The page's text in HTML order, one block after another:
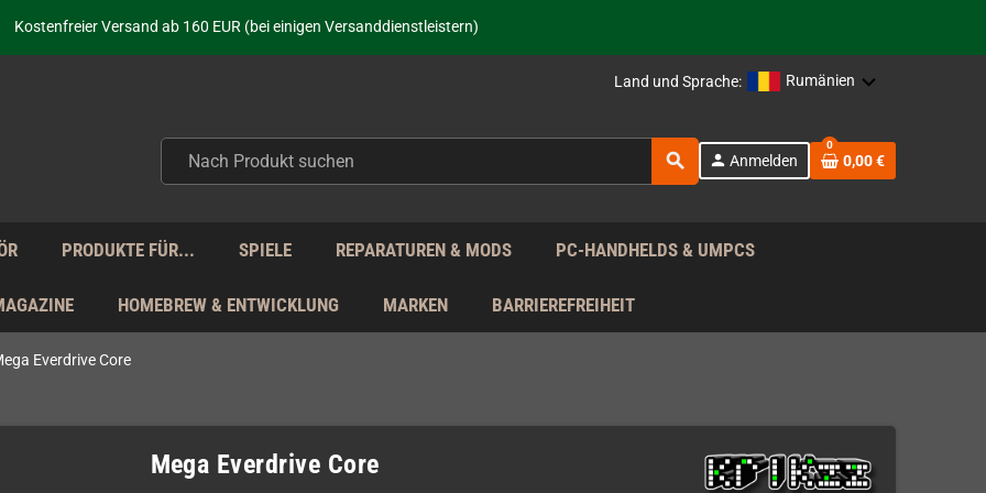
Seit über 20 Jahren Deine Anlaufstelle für neue Retro-Hardware!
Täglicher Versand Mo - Fr aus Deutschland - zollfrei innerhalb der EU!
nicht nur - wir KENNEN unsere Produkte. Du brauchst Hilfe? Dann frag nach!
Land und Sprache: Rumänien
search person Anmelden
0
0,00 €
PRODUKTE FÜR... SPIELE REPARATUREN & MODS PC-HANDHELDS & UMPCS
HOMEBREW & ENTWICKLUNG MARKEN BARRIEREFREIHEIT
Everdrive Core
Mega Everdrive Core